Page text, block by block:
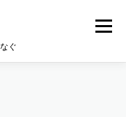
ぐ
メニュー